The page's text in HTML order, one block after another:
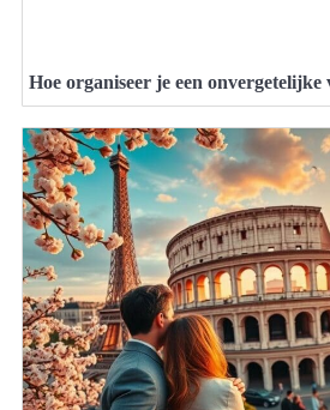
Hoe organiseer je een onvergetelijke